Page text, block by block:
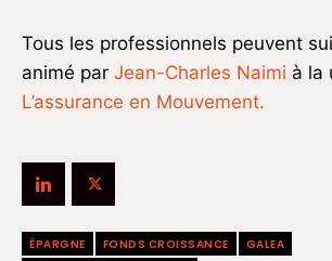
Tous les professionnels peuvent
animé par Jean-Charles Naimi à la
L’assurance en Mouvement.
ÉPARGNE FONDS CROISSANCE
GALEA